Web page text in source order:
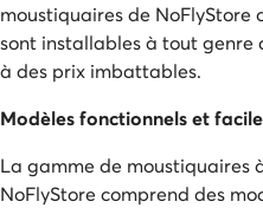
moustiquaires de NoFlyStore
sont installables à tout genre
à des prix imbattables.
Modèles fonctionnels et
La gamme de moustiquaires
NoFlyStore comprend des